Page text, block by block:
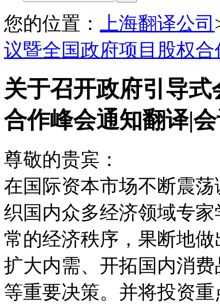
您的位置： 上海翻译公司
议暨全国政府项目股权
关于召开政府引导
合作峰会通知翻译|
尊敬的贵宾：
在国际资本市场不断震
织国内众多经济领域专
常的经济秩序，果断地
扩大内需、开拓国内消
等重要决策。并将投资